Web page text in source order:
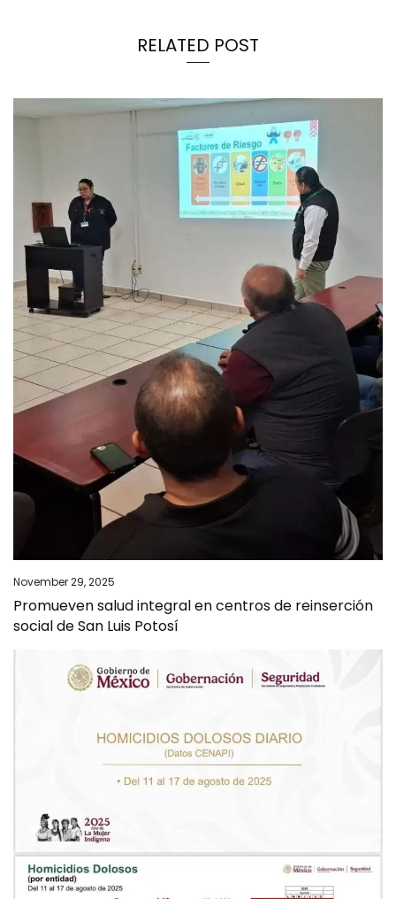
RELATED POST
November 29, 2025
Promueven salud integral en centros de reinserción
social de San Luis Potosí